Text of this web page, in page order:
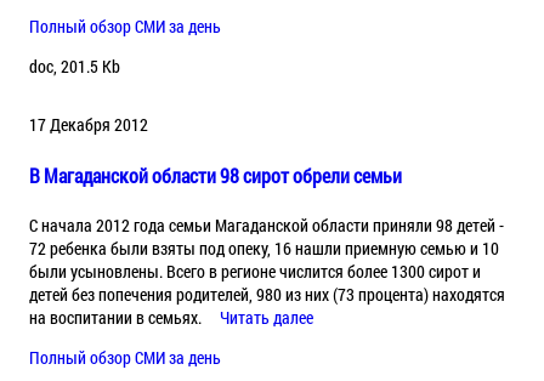
Полный обзор СМИ за день
doc, 201.5 Kb
17 Декабря 2012
В Магаданской области 98 сирот обрели семьи
С начала 2012 года семьи Магаданской области приняли 98 детей -
72 ребенка были взяты под опеку, 16 нашли приемную семью и 10
были усыновлены. Всего в регионе числится более 1300 сирот и
детей без попечения родителей, 980 из них (73 процента) находятся
на воспитании в семьях.
Читать далее
Полный обзор СМИ за день